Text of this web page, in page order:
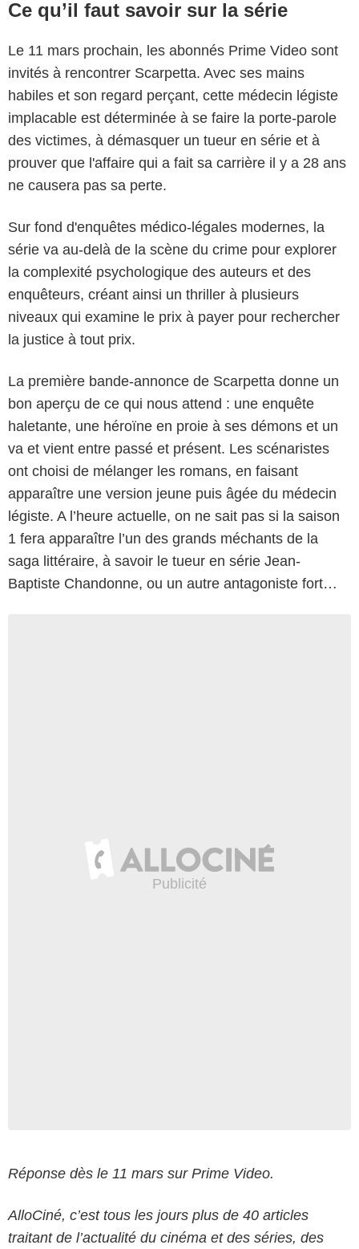
Ce qu’il faut savoir sur la série
Le 11 mars prochain, les abonnés Prime Video sont
invités à rencontrer Scarpetta. Avec ses mains
habiles et son regard perçant, cette médecin légiste
implacable est déterminée à se faire la porte-parole
des victimes, à démasquer un tueur en série et à
prouver que l'affaire qui a fait sa carrière il y a 28 ans
ne causera pas sa perte.
Sur fond d'enquêtes médico-légales modernes, la
série va au-delà de la scène du crime pour explorer
la complexité psychologique des auteurs et des
enquêteurs, créant ainsi un thriller à plusieurs
niveaux qui examine le prix à payer pour rechercher
la justice à tout prix.
La première bande-annonce de Scarpetta donne un
bon aperçu de ce qui nous attend : une enquête
haletante, une héroïne en proie à ses démons et un
va et vient entre passé et présent. Les scénaristes
ont choisi de mélanger les romans, en faisant
apparaître une version jeune puis âgée du médecin
légiste. A l’heure actuelle, on ne sait pas si la saison
1 fera apparaître l’un des grands méchants de la
saga littéraire, à savoir le tueur en série Jean-
Baptiste Chandonne, ou un autre antagoniste fort…
Réponse dès le 11 mars sur Prime Video.
AlloCiné, c’est tous les jours plus de 40 articles
traitant de l’actualité du cinéma et des séries, des